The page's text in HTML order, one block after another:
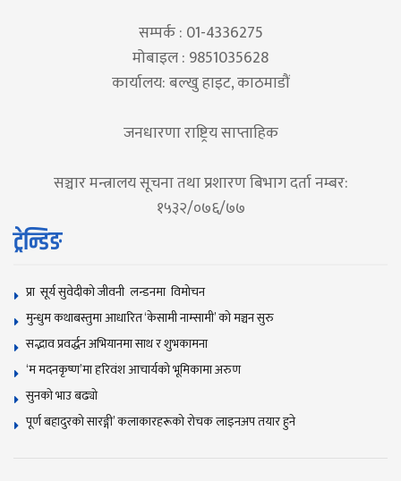
सम्पर्क : 01-4336275
मोबाइल : 9851035628
कार्यालय: बल्खु हाइट, काठमाडौं
जनधारणा राष्ट्रिय साप्ताहिक
सञ्चार मन्त्रालय सूचना तथा प्रशारण बिभाग दर्ता नम्बर:
१५३२/०७६/७७
ट्रेन्डिङ
प्रा सूर्य सुवेदीको जीवनी लन्डनमा विमोचन
मुन्धुम कथाबस्तुमा आधारित ‘केसामी नाम्सामी’ काे मञ्चन सुरु
सद्भाव प्रवर्द्धन अभियानमा साथ र शुभकामना
‘म मदनकृष्ण’मा हरिवंश आचार्यको भूमिकामा अरुण
सुनकाे भाउ बढ्याे
पूर्ण बहादुरको सारङ्गी’ कलाकारहरूको रोचक लाइनअप तयार हुने